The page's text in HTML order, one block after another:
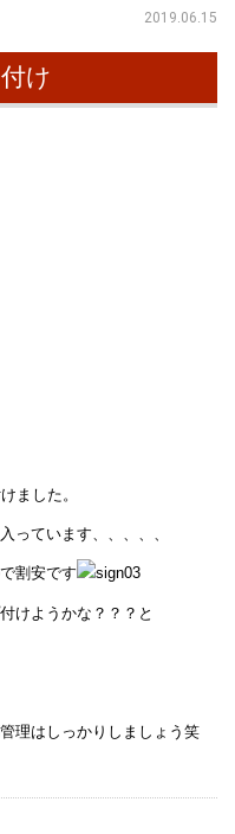
2019.06.15
け
ました。
ています、、、、、
割安です
けようかな？？？と
理はしっかりしましょう笑